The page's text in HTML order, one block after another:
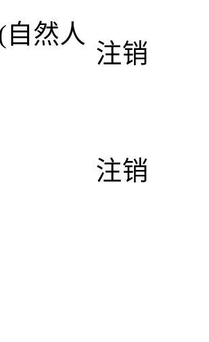
然人
注销
注销